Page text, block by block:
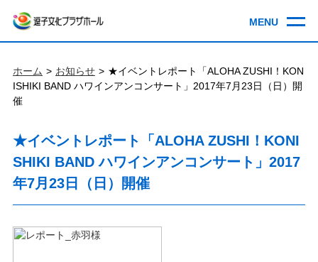
ホーム お知らせ
★イベントレポート「ALOHA ZUSHI！KON
ISHIKI BAND ハワインアンコンサート」2017年7月23日（日）開
催
★イベントレポート「ALOHA ZUSHI！KONI
SHIKI BAND ハワインアンコンサート」2017
年7月23日（日）開催